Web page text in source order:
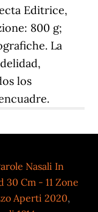
Nasali In
Cm - 11 Zone
Aperti 2020,